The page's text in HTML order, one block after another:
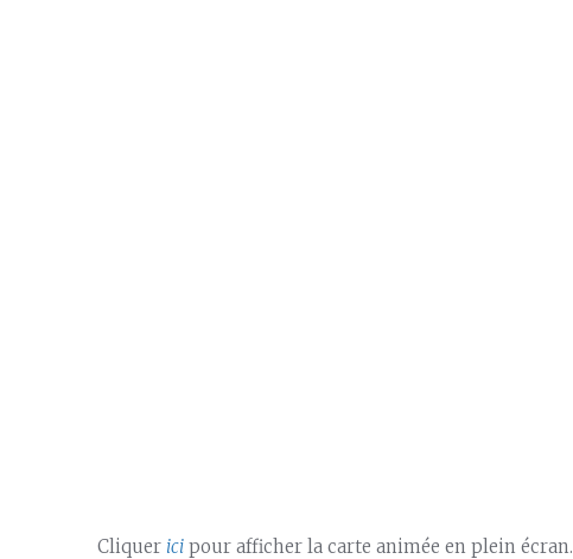
Cliquer ici pour afficher la carte animée en plein écran.